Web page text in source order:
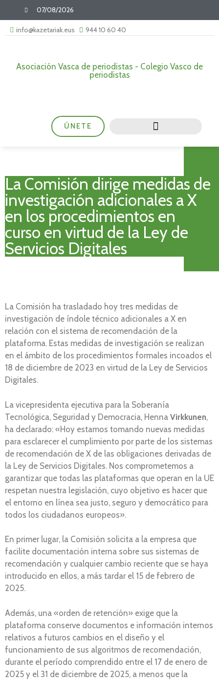
07/08/2026
info@kazetariak.eus 944 10 60 40
Asociación Vasca de periodistas - Colegio Vasco de
periodistas
ÚNETE
La Comisión dirige medidas de
investigación adicionales a X
en los procedimientos en
curso en virtud de la Ley de
Servicios Digitales
La Comisión ha trasladado hoy tres medidas de
investigación de índole técnico adicionales a X en
relación con el sistema de recomendación de la
plataforma. Estas medidas de investigación se realizan
en el ámbito de los procedimientos formales incoados el
18 de diciembre de 2023 en virtud de la Ley de Servicios
Digitales.
La vicepresidenta ejecutiva para la Soberanía
Tecnológica, Seguridad y Democracia, Henna Virkkunen,
ha declarado: «Hoy estamos tomando nuevas medidas
para esclarecer el cumplimiento por parte de los sistemas
de recomendación de X de las obligaciones derivadas de
la Ley de Servicios Digitales. Nos comprometemos a
garantizar que todas las plataformas que operan en la UE
respetan nuestra legislación, cuyo objetivo es hacer que
el entorno en línea sea justo, seguro y democrático para
todos los ciudadanos europeos».
En primer lugar, la Comisión solicita a la empresa que
facilite documentación interna sobre sus sistemas de
recomendación y cualquier cambio reciente que se haya
introducido en ellos, a más tardar el 15 de febrero de
2025.
Además, una «orden de retención» exige que la
plataforma conserve documentos e información internos
relativos a futuros cambios en el diseño y el
funcionamiento de sus algoritmos de recomendación,
durante el período comprendido entre el 17 de enero de
2025 y el 31 de diciembre de 2025, a menos que la